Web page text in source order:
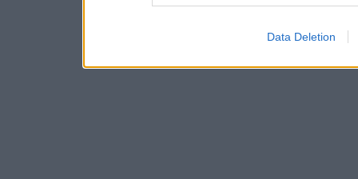
Data Deletion